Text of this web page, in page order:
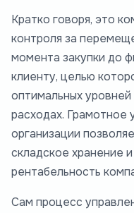
Кратко говоря, это
контроля за
момента закупки до
клиенту, целью
оптимальных
расходах. Грамотное
организации
складское хранение
рентабельность
Сам процесс